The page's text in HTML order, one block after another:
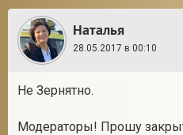
Наталья
28.05.2017 в 00:10
Не Зернятно.
Модераторы! Прошу